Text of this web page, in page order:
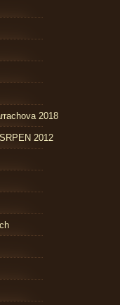
2018
2012